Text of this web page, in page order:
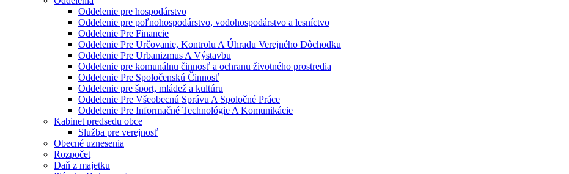
Oddelenie pre hospodárstvo
Oddelenie pre poľnohospodárstvo, vodohospodárstvo a lesníctvo
Oddelenie Pre Financie
Oddelenie Pre Určovanie, Kontrolu A Úhradu Verejného Dôchodku
Oddelenie Pre Urbanizmus A Výstavbu
Oddelenie pre komunálnu činnosť a ochranu životného prostredia
Oddelenie Pre Spoločenskú Činnosť
Oddelenie pre šport, mládež a kultúru
Oddelenie Pre Všeobecnú Správu A Spoločné Práce
Oddelenie Pre Informačné Technológie A Komunikácie
Kabinet predsedu obce
Služba pre verejnosť
Obecné uznesenia
Rozpočet
Daň z majetku